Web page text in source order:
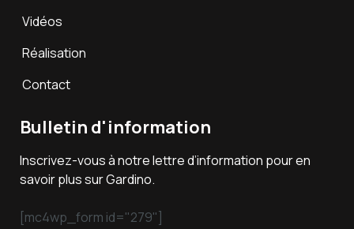
Vidéos
Réalisation
Contact
Bulletin d'information
Inscrivez-vous à notre lettre d’information pour en
savoir plus sur Gardino.
[mc4wp_form id="279"]